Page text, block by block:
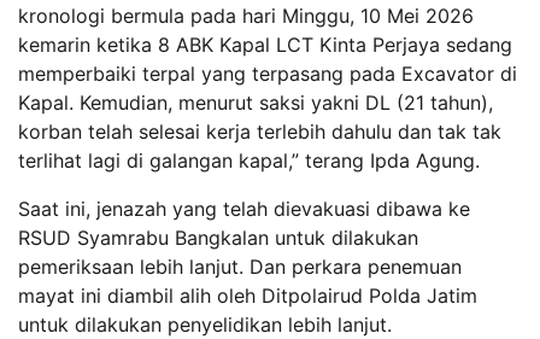
kronologi bermula pada hari Minggu, 10 Mei 2026
kemarin ketika 8 ABK Kapal LCT Kinta Perjaya sedang
memperbaiki terpal yang terpasang pada Excavator di
Kapal. Kemudian, menurut saksi yakni DL (21 tahun),
korban telah selesai kerja terlebih dahulu dan tak tak
terlihat lagi di galangan kapal,” terang Ipda Agung.
Saat ini, jenazah yang telah dievakuasi dibawa ke
RSUD Syamrabu Bangkalan untuk dilakukan
pemeriksaan lebih lanjut. Dan perkara penemuan
mayat ini diambil alih oleh Ditpolairud Polda Jatim
untuk dilakukan penyelidikan lebih lanjut.